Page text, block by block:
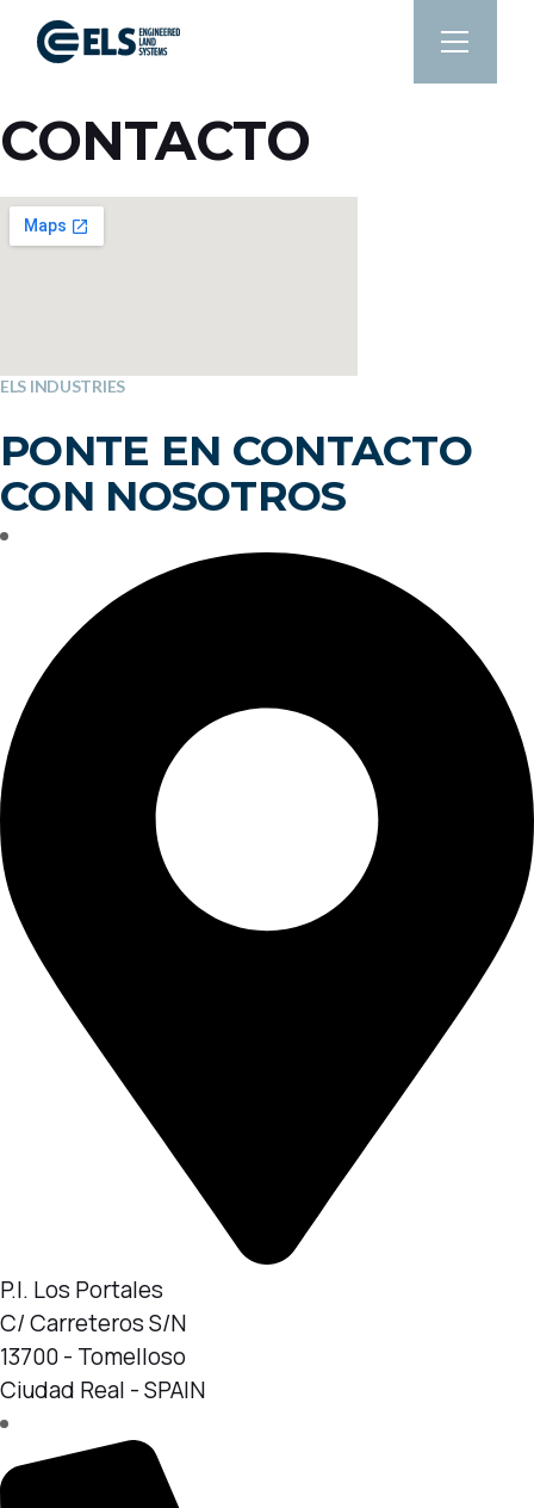
contenido
CONTACTO
ELS INDUSTRIES
PONTE EN CONTACTO
CON NOSOTROS
P.I. Los Portales
C/ Carreteros S/N
13700 - Tomelloso
Ciudad Real - SPAIN